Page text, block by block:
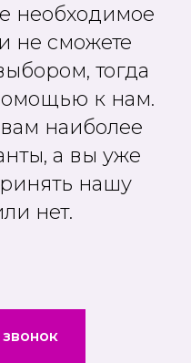
необходимое
не сможете
тогда
к нам.
наиболее
а вы уже
нашу
нет.